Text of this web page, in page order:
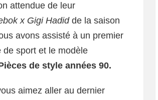
attendue de leur
x Gigi Hadidde la saison
avons assisté à un premier
de sport et le modèle
de style années 90.
aimez aller au dernier